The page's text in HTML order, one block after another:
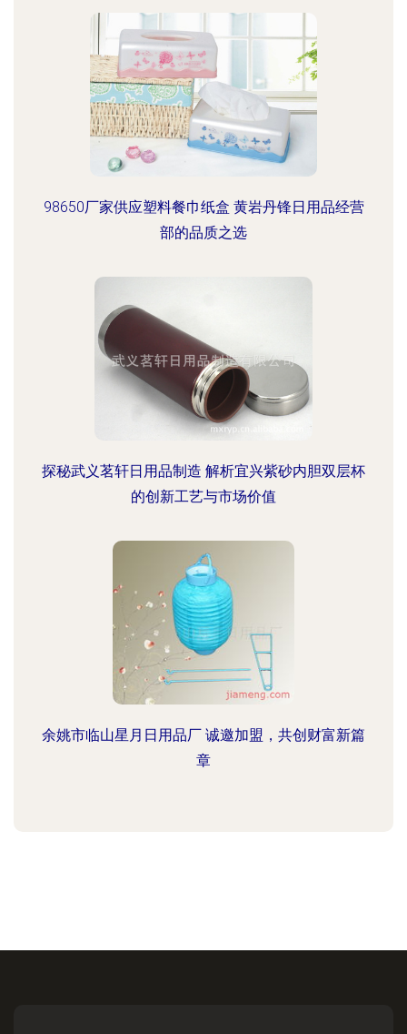
98650厂家供应塑料餐巾纸盒 黄岩丹锋日用品经营
部的品质之选
探秘武义茗轩日用品制造 解析宜兴紫砂内胆双层杯
的创新工艺与市场价值
余姚市临山星月日用品厂 诚邀加盟，共创财富新篇
章